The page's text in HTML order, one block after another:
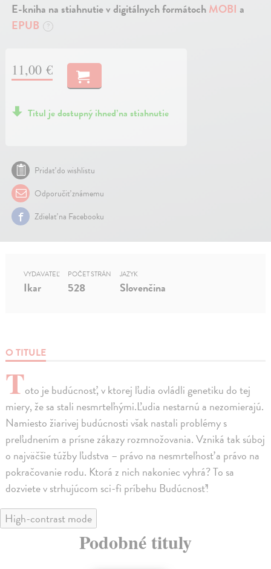
E-kniha na stiahnutie v digitálnych formátochMOBI a
EPUB
?
11,00 €
Titul je dostupný ihneď na stiahnutie
Pridať do wishlistu
Odporučiť známemu
Zdielať na Facebooku
O TITULE
Toto je budúcnosť, v ktorej ľudia ovládli genetiku do tej
miery, že sa stali nesmrteľnými.Ľudia nestarnú a nezomierajú.
Namiesto žiarivej budúcnosti však nastali problémy s
preľudnením a prísne zákazy rozmnožovania. Vzniká tak súboj
o najväčšie túžby ľudstva – právo na nesmrteľnosť a právo na
pokračovanie rodu. Ktorá z nich nakoniec vyhrá? To sa
dozviete v strhujúcom sci-fi príbehu Budúcnosť!
VYDAVATEĽ
Ikar
POČET STRÁN
528
JAZYK
Slovenčina
High-contrast mode
Podobné tituly